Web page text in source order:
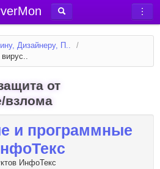
Дизайнеру, П..
/
от
взлома
и программные
ИнфоТекс